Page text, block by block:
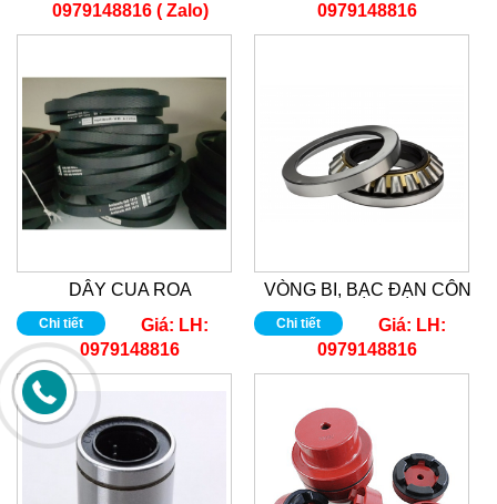
0979148816 ( Zalo)
0979148816
DÂY CUA ROA
Chi tiết Giá: LH:
0979148816
VÒNG BI, BẠC ĐẠN CÔN
Chi tiết Giá: LH:
0979148816